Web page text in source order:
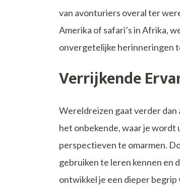
van avonturiers overal ter
Amerika of safari’s in Afrika,
onvergetelijke herinneringen
Verrijkende
Wereldreizen gaat verder
het onbekende, waar je
perspectieven te omarmen.
gebruiken te leren kennen en
ontwikkel je een dieper begrip